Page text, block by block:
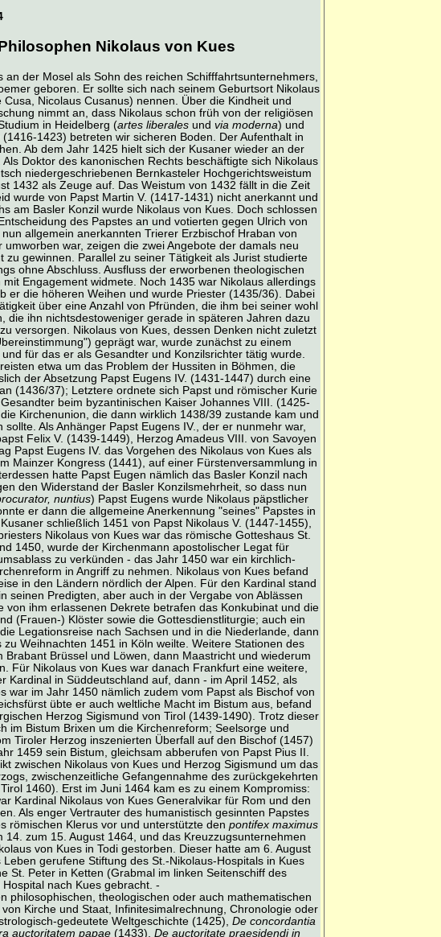
Nikolaus von Kues
der Mosel als Sohn des reichen Schifffahrtsunternehmers,
geboren. Er sollte sich nach seinem Geburtsort Nikolaus
Nicolaus Cusanus) nennen. Über die Kindheit und
nimmt an, dass Nikolaus schon früh von der religiösen
in Heidelberg (artes liberalesund via moderna) und
(1416-1423) betreten wir sicheren Boden. Der Aufenthalt in
Ab dem Jahr 1425 hielt sich der Kusaner wieder an der
Doktor des kanonischen Rechts beschäftigte sich Nikolaus
niedergeschriebenen Bernkasteler Hochgerichtsweistum
1432 als Zeuge auf. Das Weistum von 1432 fällt in die Zeit
wurde von Papst Martin V. (1417-1431) nicht anerkannt und
am Basler Konzil wurde Nikolaus von Kues. Doch schlossen
des Papstes an und votierten gegen Ulrich von
allgemein anerkannten Trierer Erzbischof Hraban von
war, zeigen die zwei Angebote der damals neu
gewinnen. Parallel zu seiner Tätigkeit als Jurist studierte
ohne Abschluss. Ausfluss der erworbenen theologischen
Engagement widmete. Noch 1435 war Nikolaus allerdings
er die höheren Weihen und wurde Priester (1435/36). Dabei
über eine Anzahl von Pfründen, die ihm bei seiner wohl
ihn nichtsdestoweniger gerade in späteren Jahren dazu
versorgen. Nikolaus von Kues, dessen Denken nicht zuletzt
geprägt war, wurde zunächst zu einem
für das er als Gesandter und Konzilsrichter tätig wurde.
etwa um das Problem der Hussiten in Böhmen, die
der Absetzung Papst Eugens IV. (1431-1447) durch eine
(1436/37); Letztere ordnete sich Papst und römischer Kurie
beim byzantinischen Kaiser Johannes VIII. (1425-
Kirchenunion, die dann wirklich 1438/39 zustande kam und
Als Anhänger Papst Eugens IV., der er nunmehr war,
Felix V. (1439-1449), Herzog Amadeus VIII. von Savoyen
Papst Eugens IV. das Vorgehen des Nikolaus von Kues als
Mainzer Kongress (1441), auf einer Fürstenversammlung in
hatte Papst Eugen nämlich das Basler Konzil nach
den Widerstand der Basler Konzilsmehrheit, so dass nun
nuntius) Papst Eugens wurde Nikolaus päpstlicher
er dann die allgemeine Anerkennung "seines" Papstes in
schließlich 1451 von Papst Nikolaus V. (1447-1455),
Nikolaus von Kues war das römische Gotteshaus St.
1450, wurde der Kirchenmann apostolischer Legat für
zu verkünden - das Jahr 1450 war ein kirchlich-
in Angriff zu nehmen. Nikolaus von Kues befand
in den Ländern nördlich der Alpen. Für den Kardinal stand
seinen Predigten, aber auch in der Vergabe von Ablässen
ihm erlassenen Dekrete betrafen das Konkubinat und die
(Frauen-) Klöster sowie die Gottesdienstliturgie; auch ein
Legationsreise nach Sachsen und in die Niederlande, dann
Weihnachten 1451 in Köln weilte. Weitere Stationen des
Brüssel und Löwen, dann Maastricht und wiederum
Für Nikolaus von Kues war danach Frankfurt eine weitere,
in Süddeutschland auf, dann - im April 1452, als
war im Jahr 1450 nämlich zudem vom Papst als Bischof von
übte er auch weltliche Macht im Bistum aus, befand
Herzog Sigismund von Tirol (1439-1490). Trotz dieser
im Bistum Brixen um die Kirchenreform; Seelsorge und
Tiroler Herzog inszenierten Überfall auf den Bischof (1457)
1459 sein Bistum, gleichsam abberufen von Papst Pius II.
zwischen Nikolaus von Kues und Herzog Sigismund um das
zwischenzeitliche Gefangennahme des zurückgekehrten
1460). Erst im Juni 1464 kam es zu einem Kompromiss:
Kardinal Nikolaus von Kues Generalvikar für Rom und den
Als enger Vertrauter des humanistisch gesinnten Papstes
römischen Klerus vor und unterstützte den pontifex maximus
zum 15. August 1464, und das Kreuzzugsunternehmen
von Kues in Todi gestorben. Dieser hatte am 6. August
gerufene Stiftung des St.-Nikolaus-Hospitals in Kues
St. Peter in Ketten (Grabmal im linken Seitenschiff des
nach Kues gebracht. -
philosophischen, theologischen oder auch mathematischen
Kirche und Staat, Infinitesimalrechnung, Chronologie oder
gedeutete Weltgeschichte (1425),De concordantia
auctoritatem papae (1433),De auctoritate praesidendi in